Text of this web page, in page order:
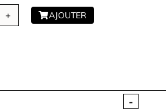
AJOUTER
-